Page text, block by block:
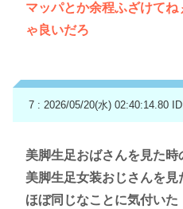
マッパとか余程ふざけて
ゃ良いだろ
7 : 2026/05/20(水) 02:40:14.80
美脚生足おばさんを見た時
美脚生足女装おじさんを見
ほぼ同じなことに気付いた